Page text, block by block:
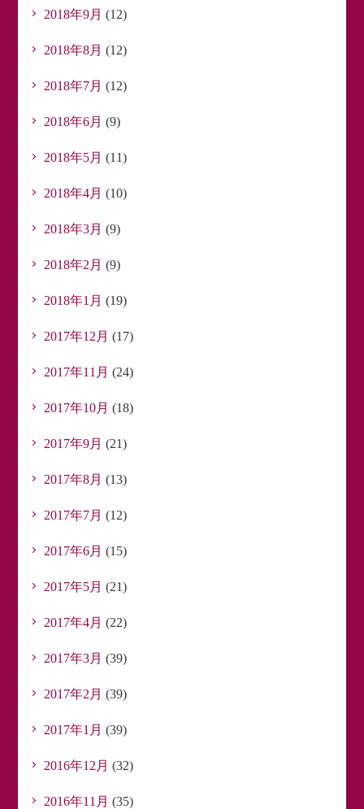
2018年9月 (12)
2018年8月 (12)
2018年7月 (12)
2018年6月 (9)
2018年5月 (11)
2018年4月 (10)
2018年3月 (9)
2018年2月 (9)
2018年1月 (19)
2017年12月 (17)
2017年11月 (24)
2017年10月 (18)
2017年9月 (21)
2017年8月 (13)
2017年7月 (12)
2017年6月 (15)
2017年5月 (21)
2017年4月 (22)
2017年3月 (39)
2017年2月 (39)
2017年1月 (39)
2016年12月 (32)
2016年11月 (35)